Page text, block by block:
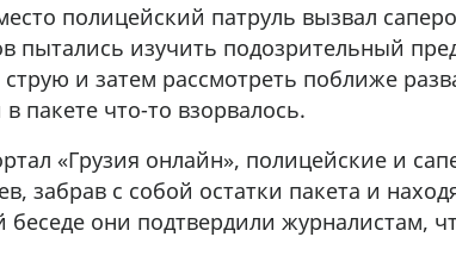
полицейский патруль вызвал
пытались изучить подозрительный
и затем рассмотреть поближе
пакете что-то взорвалось.
«Грузия онлайн», полицейские и
забрав с собой остатки пакета и
они подтвердили журналистам,